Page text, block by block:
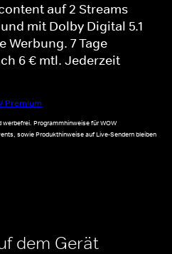
auf 2 Streams
mit Dolby Digital 5.1
Werbung. 7 Tage
6 € mtl. Jederzeit
Premium
Programmhinweise für WOW
sowie Produkthinweise auf Live-Sendern bleiben
dem Gerät